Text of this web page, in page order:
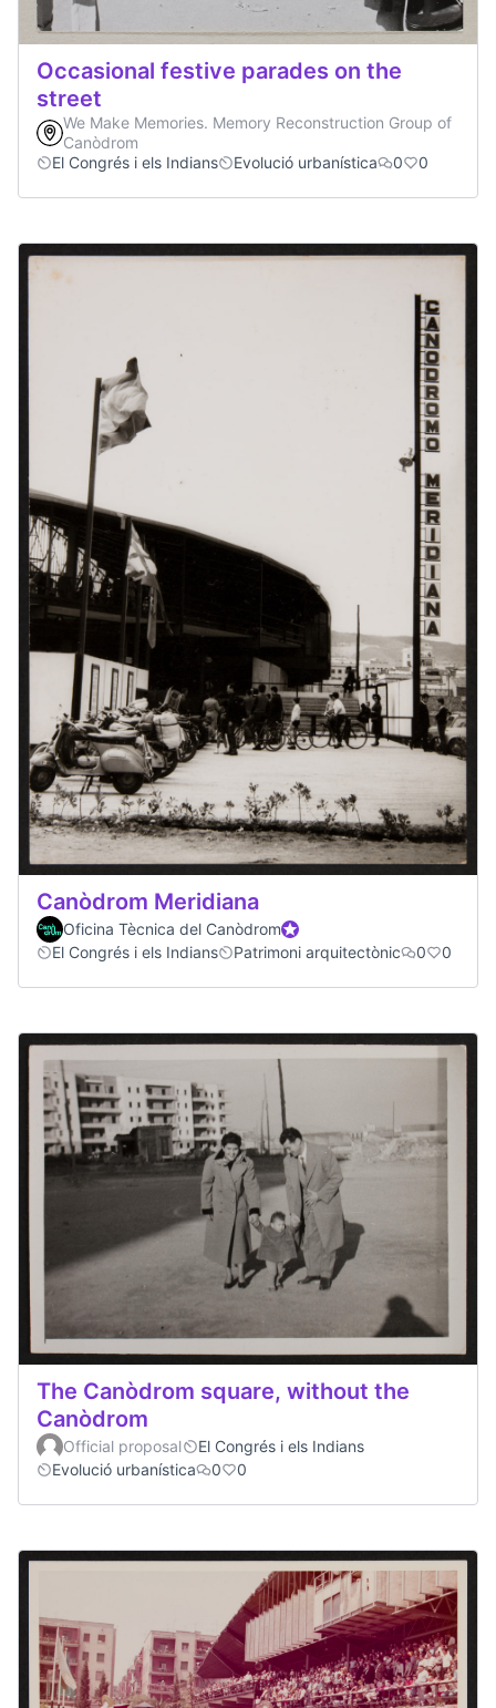
Occasional festive parades on the
street
We Make Memories. Memory Reconstruction Group of
Canòdrom
El Congrés i els Indians
Evolució urbanística 0 0
Canòdrom Meridiana
Oficina Tècnica del CanòdromOfficial participant
El Congrés i els Indians
Patrimoni arquitectònic 0 0
The Canòdrom square, without the
Canòdrom
Official proposal
El Congrés i els Indians
Evolució urbanística
0 0